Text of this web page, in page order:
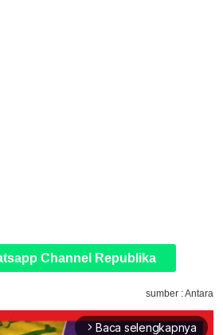
Channel Republika
sumber : Antara
arrow_forward_ios Baca selengkapnya